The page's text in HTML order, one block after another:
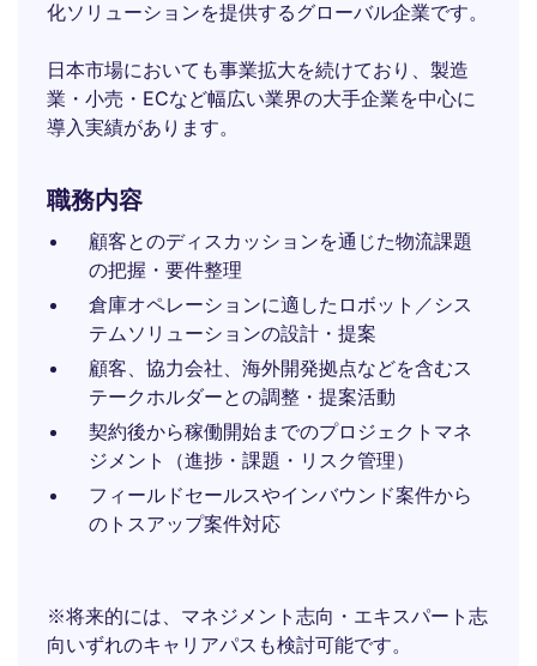
化ソリューションを提供するグローバル企業です。
日本市場においても事業拡大を続けており、製造
業・小売・ECなど幅広い業界の大手企業を中心に
導入実績があります。
職務内容
顧客とのディスカッションを通じた物流課題
の把握・要件整理
倉庫オペレーションに適したロボット／シス
テムソリューションの設計・提案
顧客、協力会社、海外開発拠点などを含むス
テークホルダーとの調整・提案活動
契約後から稼働開始までのプロジェクトマネ
ジメント（進捗・課題・リスク管理）
フィールドセールスやインバウンド案件から
のトスアップ案件対応
※将来的には、マネジメント志向・エキスパート志
向いずれのキャリアパスも検討可能です。